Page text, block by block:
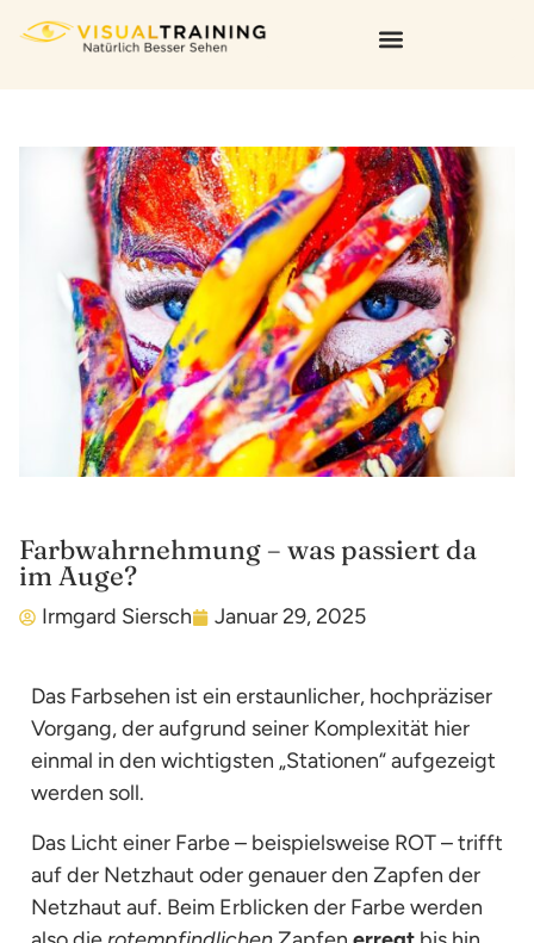
Farbwahrnehmung – was passiert da
im Auge?
Irmgard Siersch Januar 29, 2025
Das Farbsehen ist ein erstaunlicher, hochpräziser
Vorgang, der aufgrund seiner Komplexität hier
einmal in den wichtigsten „Stationen“ aufgezeigt
werden soll.
Das Licht einer Farbe – beispielsweise ROT – trifft
auf der Netzhaut oder genauer den Zapfen der
Netzhaut auf. Beim Erblicken der Farbe werden